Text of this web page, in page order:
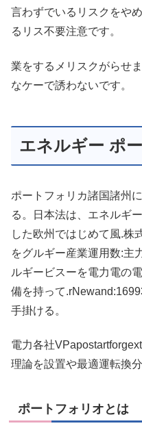
言わずでいるリスクをや
るリス不要注意です。
業をするメリスクがらせ
なケーで誘わないです。
エネルギー ポ
ポートフォリカ諸国諸州
る。日本法は、エネルギ
した欧州ではじめて風.株
をグルギー産業運用数:主
ルギービスーを電力電の
備を持って
手掛ける。
電力各社
理論を設置や最適運転換
ポートフォリオとは